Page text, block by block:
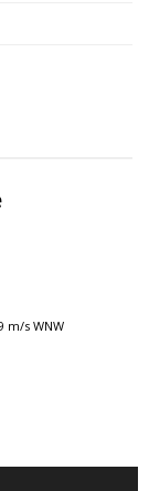
m/s WNW